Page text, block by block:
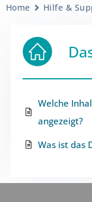
Home Hilfe &
Welche
angezeigt?
Was ist das